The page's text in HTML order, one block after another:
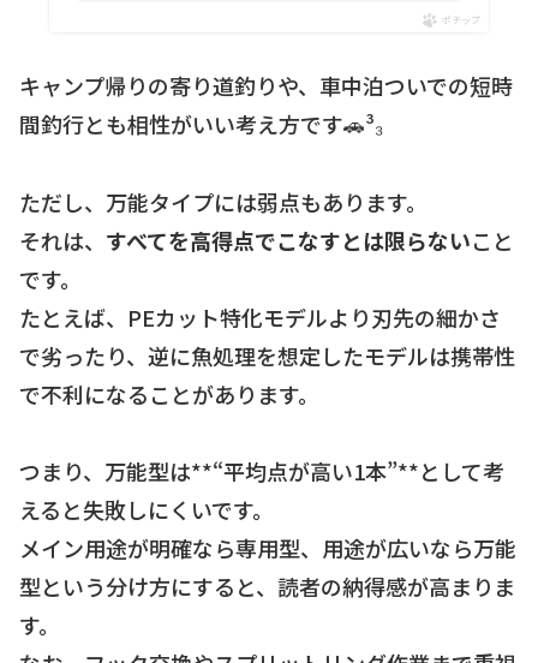
ポチップ
キャンプ帰りの寄り道釣りや、車中泊ついでの短時
間釣行とも相性がいい考え方です🚗³₃
ただし、万能タイプには弱点もあります。
それは、 すべてを高得点でこなすとは限らないこと
です。
たとえば、PEカット特化モデルより刃先の細かさ
で劣ったり、逆に魚処理を想定したモデルは携帯性
で不利になることがあります。
つまり、万能型は**“平均点が高い1本”**として考
えると失敗しにくいです。
メイン用途が明確なら専用型、用途が広いなら万能
型という分け方にすると、読者の納得感が高まりま
す。